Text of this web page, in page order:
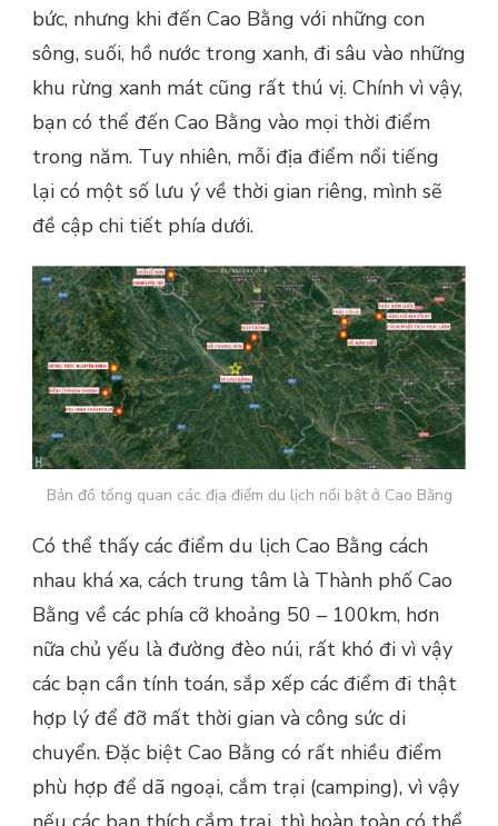
bức, nhưng khi đến Cao Bằng với những con
sông, suối, hồ nước trong xanh, đi sâu vào những
khu rừng xanh mát cũng rất thú vị. Chính vì vậy,
bạn có thể đến Cao Bằng vào mọi thời điểm
trong năm. Tuy nhiên, mỗi địa điểm nổi tiếng
lại có một số lưu ý về thời gian riêng, mình sẽ
đề cập chi tiết phía dưới.
Bản đồ tổng quan các địa điểm du lịch nổi bật ở Cao Bằng
Có thể thấy các điểm du lịch Cao Bằng cách
nhau khá xa, cách trung tâm là Thành phố Cao
Bằng về các phía cỡ khoảng 50 – 100km, hơn
nữa chủ yếu là đường đèo núi, rất khó đi vì vậy
các bạn cần tính toán, sắp xếp các điểm đi thật
hợp lý để đỡ mất thời gian và công sức di
chuyển. Đặc biệt Cao Bằng có rất nhiều điểm
phù hợp để dã ngoại, cắm trại (camping), vì vậy